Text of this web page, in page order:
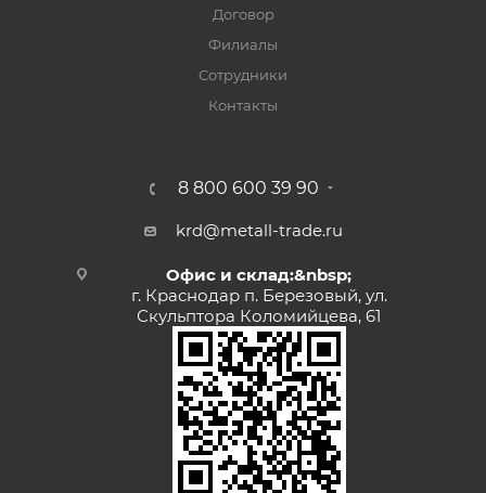
Договор
Филиалы
Сотрудники
Контакты
8 800 600 39 90
krd@metall-trade.ru
Офис и склад:&nbsp;
г. Краснодар п. Березовый, ул.
Скульптора Коломийцева, 61